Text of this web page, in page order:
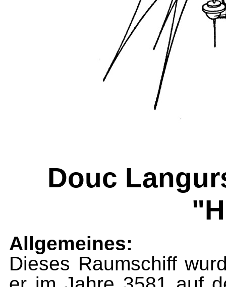
Douc
Allgemeines:
Dieses Raumschiff